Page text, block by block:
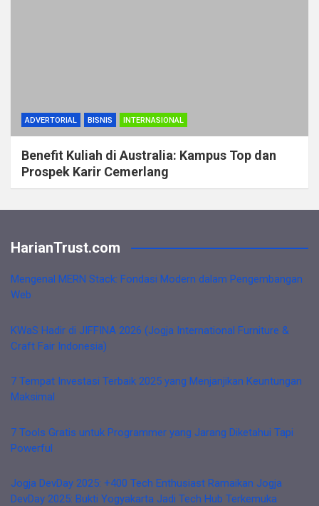
ADVERTORIAL BISNIS INTERNASIONAL
Benefit Kuliah di Australia: Kampus Top dan
Prospek Karir Cemerlang
HarianTrust.com
Mengenal MERN Stack: Fondasi Modern dalam Pengembangan
Web
KWaS Hadir di JIFFINA 2026 (Jogja International Furniture &
Craft Fair Indonesia)
7 Tempat Investasi Terbaik 2025 yang Menjanjikan Keuntungan
Maksimal
7 Tools Gratis untuk Programmer yang Jarang Diketahui Tapi
Powerful
Jogja DevDay 2025: +400 Tech Enthusiast Ramaikan Jogja
DevDay 2025: Bukti Yogyakarta Jadi Tech Hub Terkemuka